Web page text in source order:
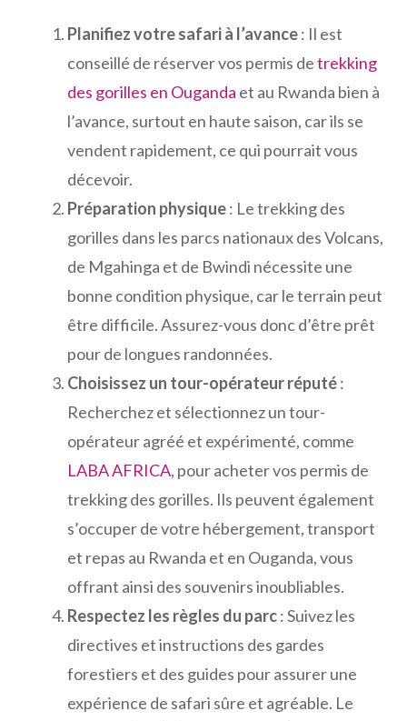
Planifiez votre safari à l’avance: Il est
conseillé de réserver vos permis detrekking
des gorilles en Ouganda et au Rwanda bien à
l’avance, surtout en haute saison, car ils se
vendent rapidement, ce qui pourrait vous
décevoir.
Préparation physique: Le trekking des
gorilles dans les parcs nationaux des Volcans,
de Mgahinga et de Bwindi nécessite une
bonne condition physique, car le terrain peut
être difficile. Assurez-vous donc d’être prêt
pour de longues randonnées.
Choisissez un tour-opérateur réputé:
Recherchez et sélectionnez un tour-
opérateur agréé et expérimenté, comme
LABA AFRICA, pour acheter vos permis de
trekking des gorilles. Ils peuvent également
s’occuper de votre hébergement, transport
et repas au Rwanda et en Ouganda, vous
offrant ainsi des souvenirs inoubliables.
Respectez les règles du parc: Suivez les
directives et instructions des gardes
forestiers et des guides pour assurer une
expérience de safari sûre et agréable. Le